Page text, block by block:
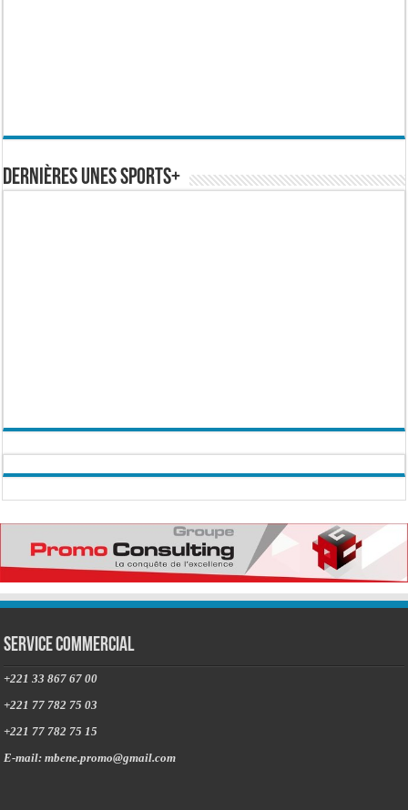
Dernières Unes Sports+
Service commercial
+221 33 867 67 00
+221 77 782 75 03
+221 77 782 75 15
E-mail: mbene.promo@gmail.com